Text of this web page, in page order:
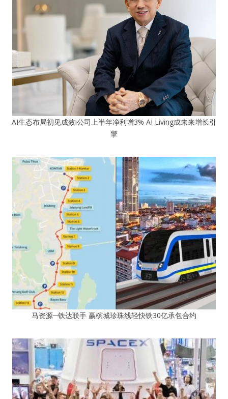
AI生态布局初见成效i公司上半年净利增3% AI Living成未来增长引
擎
马资源─铁达联手 赢槟城珍珠线轻快铁30亿承包合约